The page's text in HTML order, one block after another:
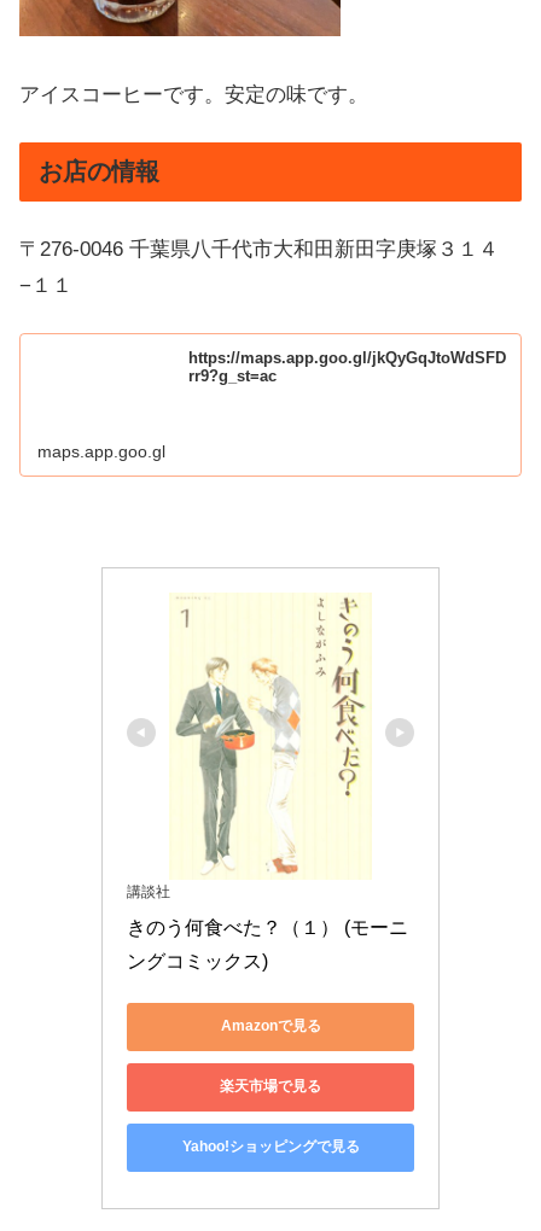
アイスコーヒーです。安定の味です。
お店の情報
〒276-0046 千葉県八千代市大和田新田字庚塚３１４
−１１
https://maps.app.goo.gl/jkQyGqJtoWdSFD
rr9?g_st=ac
maps.app.goo.gl
講談社
きのう何食べた？（１） (モーニ
ングコミックス)
Amazonで見る
楽天市場で見る
Yahoo!ショッピングで見る